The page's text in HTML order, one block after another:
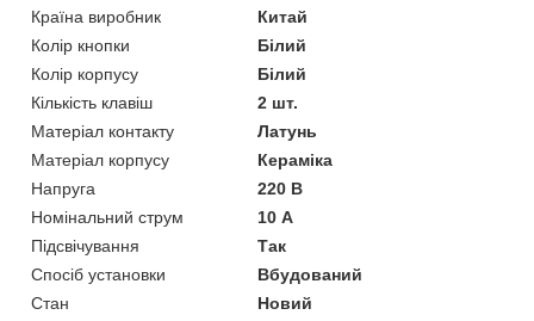
Країна виробник
Китай
Колір кнопки
Білий
Колір корпусу
Білий
Кількість клавіш
2 шт.
Матеріал контакту
Латунь
Матеріал корпусу
Кераміка
Напруга
220 В
Номінальний струм
10 А
Підсвічування
Так
Спосіб установки
Вбудований
Стан
Новий